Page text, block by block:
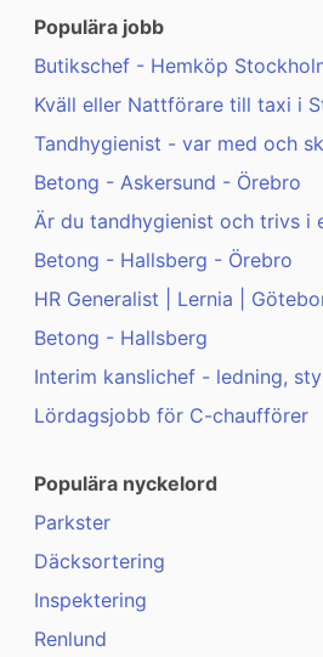
Populära jobb
Butikschef - Hemköp
Kväll eller Nattförare till taxi i
Tandhygienist - var med och
Betong - Askersund - Örebro
Är du tandhygienist och trivs i
Betong - Hallsberg - Örebro
HR Generalist | Lernia |
Betong - Hallsberg
Interim kanslichef - ledning,
Lördagsjobb för C-chaufförer
Populära nyckelord
Parkster
Däcksortering
Inspektering
Renlund